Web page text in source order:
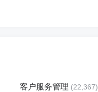
客户服务管理 (22,367)